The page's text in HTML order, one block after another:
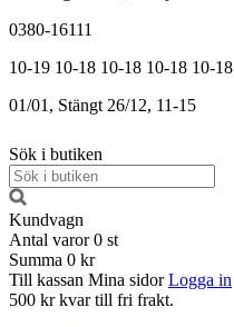
0380-16111
10-19 10-18 10-18 10-18 10-18
01/01, Stängt 26/12, 11-15
Sök i butiken
Kundvagn
Antal varor 0 st
Summa 0 kr
Till kassan Mina sidor Logga in
500 kr kvar till fri frakt.